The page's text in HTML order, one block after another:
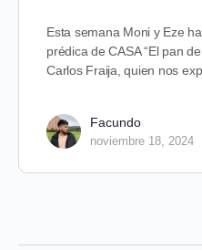
Esta semana Moni y Eze
prédica de CASA “El pan
Carlos Fraija, quien nos
Facundo
noviembre 18, 2024